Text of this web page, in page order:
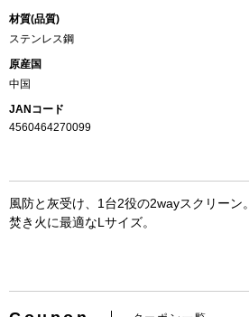
材質(品質)
ステンレス鋼
原産国
中国
JANコード
4560464270099
風防と灰受け、1台2役の2wayスクリーン。
焚き火に最適なLサイズ。